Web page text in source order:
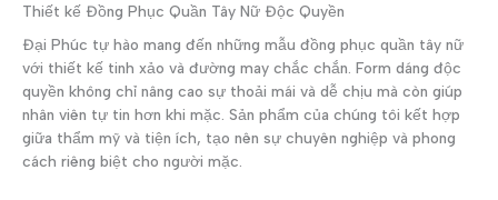
Thiết kế Đồng Phục Quần Tây Nữ Độc Quyền
Đại Phúc tự hào mang đến những mẫu đồng phục quần tây nữ
với thiết kế tinh xảo và đường may chắc chắn. Form dáng độc
quyền không chỉ nâng cao sự thoải mái và dễ chịu mà còn giúp
nhân viên tự tin hơn khi mặc. Sản phẩm của chúng tôi kết hợp
giữa thẩm mỹ và tiện ích, tạo nên sự chuyên nghiệp và phong
cách riêng biệt cho người mặc.